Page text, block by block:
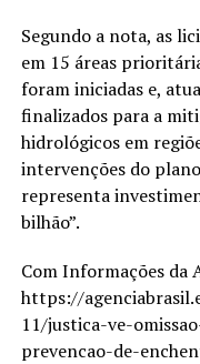
Segundo a nota, as
em 15 áreas
foram iniciadas e,
finalizados para a
hidrológicos em
intervenções do
representa
bilhão”.
Com Informações da
https://
11/justica-ve-
prevencao-de-